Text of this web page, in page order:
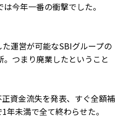
今年一番の衝撃でした。
運営が可能なSBIグループの
つまり廃業したということ
資金流失を発表、すぐ全額補
未満で全て終わらせた。